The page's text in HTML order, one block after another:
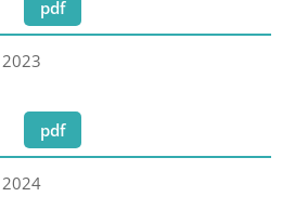
pdf
2023
pdf
2024